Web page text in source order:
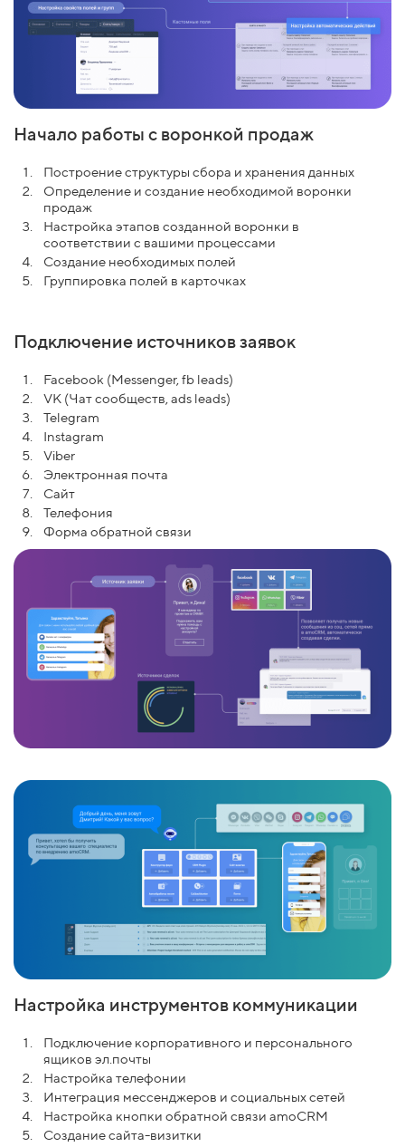
Начало работы с воронкой продаж
Построение структуры сбора и хранения данных
Определение и создание необходимой воронки
продаж
Настройка этапов созданной воронки в
соответствии с вашими процессами
Создание необходимых полей
Группировка полей в карточках
Подключение источников заявок
Facebook (Messenger, fb leads)
VK (Чат сообществ, ads leads)
Telegram
Instagram
Viber
Электронная почта
Сайт
Телефония
Форма обратной связи
Настройка инструментов коммуникации
Подключение корпоративного и персонального
ящиков эл.почты
Настройка телефонии
Интеграция мессенджеров и социальных сетей
Настройка кнопки обратной связи amoCRM
Создание сайта-визитки